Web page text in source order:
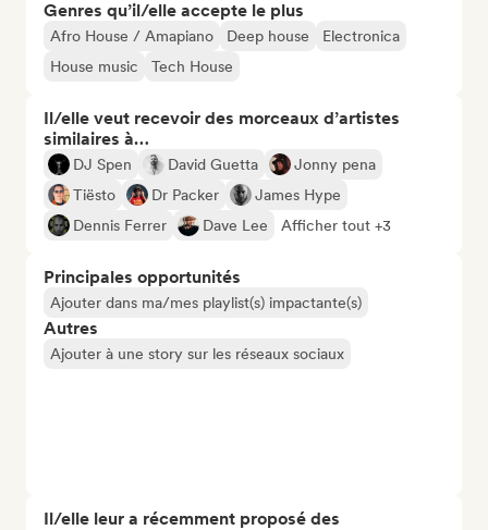
Genres qu’il/elle accepte le plus
Afro House / Amapiano Deep house
Electronica
House music
Tech House
Il/elle veut recevoir des morceaux d’artistes
similaires à…
DJ Spen David Guetta
Jonny pena
Tiësto
Dr Packer
James Hype
Dennis Ferrer
Dave Lee Afficher tout +3
Principales opportunités
Ajouter dans ma/mes playlist(s) impactante(s)
Autres
Ajouter à une story sur les réseaux sociaux
Il/elle leur a récemment proposé des